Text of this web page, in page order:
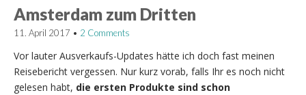
Amsterdam zum Dritten
11. April 2017 • 2 Comments
Vor lauter Ausverkaufs-Updates hätte ich doch fast meinen
Reisebericht vergessen. Nur kurz vorab, falls Ihr es noch nicht
gelesen habt, die ersten Produkte sind schon